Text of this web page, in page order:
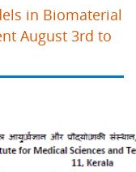
in Biomaterial
August 3rd to